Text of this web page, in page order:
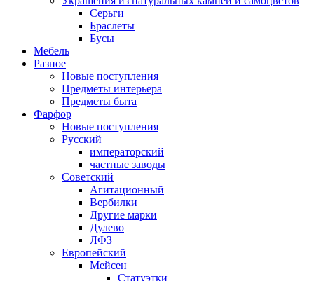
Серьги
Браслеты
Бусы
Мебель
Разное
Новые поступления
Предметы интерьера
Предметы быта
Фарфор
Новые поступления
Русский
императорский
частные заводы
Советский
Агитационный
Вербилки
Другие марки
Дулево
ЛФЗ
Европейский
Мейсен
Статуэтки